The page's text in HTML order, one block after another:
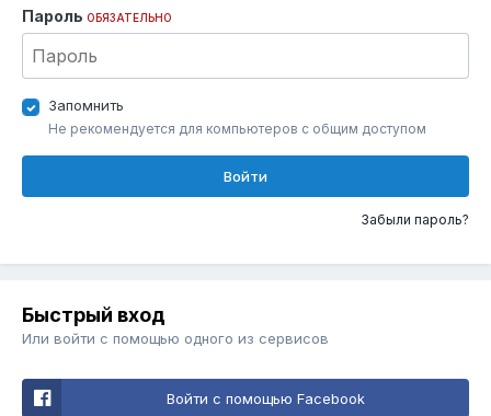
Пароль ОБЯЗАТЕЛЬНО
Запомнить
Не рекомендуется для компьютеров с общим доступом
Войти
Забыли пароль?
Быстрый вход
Или войти с помощью одного из сервисов
Войти с помощью Facebook